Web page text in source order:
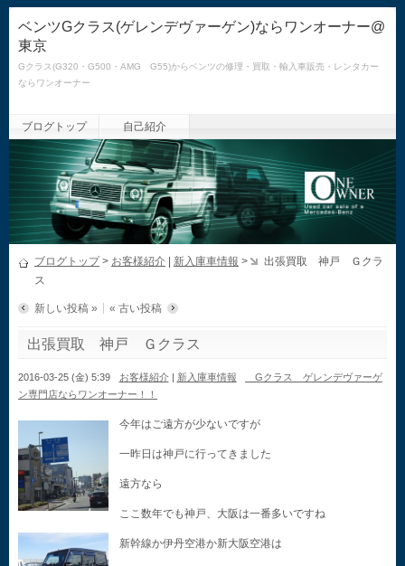
ベンツGクラス(ゲレンデヴァーゲン)ならワンオーナー@
東京
Gクラス(G320・G500・AMG G55)からベンツの修理・買取・輸入車販売・レンタカー
ならワンオーナー
ブログトップ 自己紹介
ブログトップ> お客様紹介 新入庫車情報 >
出張買取 神戸 Ｇクラ
ス
新しい投稿 » « 古い投稿
出張買取 神戸 Ｇクラス
2016-03-25 (金) 5:39 お客様紹介| 新入庫車情報
Gクラス ゲレンデヴァーゲ
ン専門店ならワンオーナー！！
今年はご遠方が少ないですが
一昨日は神戸に行ってきました
遠方なら
ここ数年でも神戸、大阪は一番多いですね
新幹線か伊丹空港か新大阪空港は